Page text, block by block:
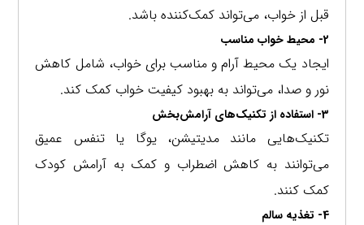
قبل از خواب، می‌تواند کمک‌کننده باشد.
2- محیط خواب مناسب
ایجاد یک محیط آرام و مناسب برای خواب، شامل کاهش
نور و صدا، می‌تواند به بهبود کیفیت خواب کمک کند.
3- استفاده از تکنیک‌های آرامش‌بخش
تکنیک‌هایی مانند مدیتیشن، یوگا یا تنفس عمیق
می‌توانند به کاهش اضطراب و کمک به آرامش کودک
کمک کنند.
4- تغذیه سالم